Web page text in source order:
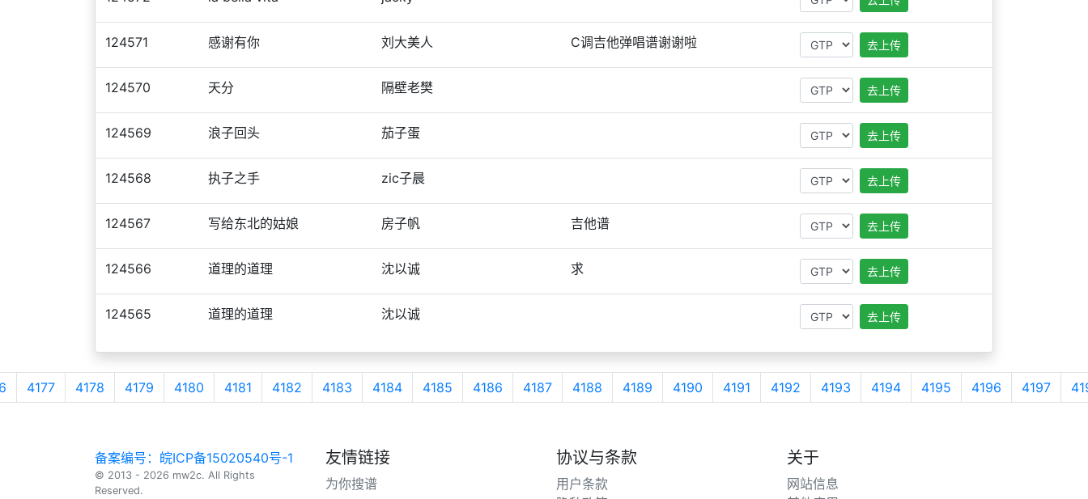
124571 感谢有你 刘大美人 C调吉他弹唱谱谢谢啦 去上传
124570 天分 隔壁老樊 去上传
124569 浪子回头 茄子蛋 去上传
124568 执子之手 zic子晨 去上传
124567 写给东北的姑娘 房子帆 吉他谱 去上传
124566 道理的道理 沈以诚 求 去上传
124565 道理的道理 沈以诚 去上传
4177 4178 4179 4180 4181 4182 4183 4184 4185 4186 4187 4188 4189 4190 4191 4192 4193 4194 4195 4196 4197
备案编号：皖ICP备15020540号-1
© 2013 - 2026 mw2c. All Rights
Reserved.
友情链接
为你搜谱
协议与条款
用户条款
关于
网站信息